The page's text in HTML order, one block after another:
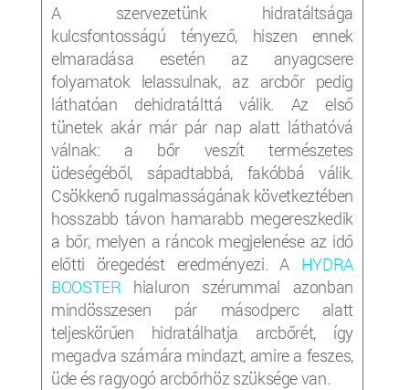
A szervezetünk hidratáltsága
kulcsfontosságú tényező, hiszen ennek
elmaradása esetén az anyagcsere
folyamatok lelassulnak, az arcbőr pedig
láthatóan dehidratálttá válik. Az első
tünetek akár már pár nap alatt láthatóvá
válnak: a bőr veszít természetes
üdeségéből, sápadtabbá, fakóbbá válik.
Csökkenő rugalmasságának következtében
hosszabb távon hamarabb megereszkedik
a bőr, melyen a ráncok megjelenése az idő
előtti öregedést eredményezi. A HYDRA
BOOSTER hialuron szérummal azonban
mindösszesen pár másodperc alatt
teljeskörűen hidratálhatja arcbőrét, így
megadva számára mindazt, amire a feszes,
üde és ragyogó arcbőrhöz szüksége van.